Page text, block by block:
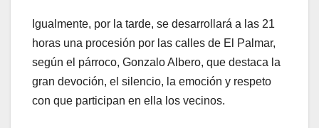
Igualmente, por la tarde, se desarrollará a las 21
horas una procesión por las calles de El Palmar,
según el párroco, Gonzalo Albero, que destaca la
gran devoción, el silencio, la emoción y respeto
con que participan en ella los vecinos.